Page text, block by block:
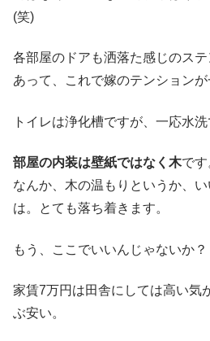
(笑)
各部屋のドアも洒落た感じのス
あって、これで嫁のテンション
トイレは浄化槽ですが、一応水洗
部屋の内装は壁紙ではなく木です
なんか、木の温もりというか、
は。とても落ち着きます。
もう、ここでいいんじゃないか？
家賃7万円は田舎にしては高い気
ぶ安い。